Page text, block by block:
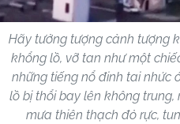
Hãy tưởng tượng cảnh tượng
khổng lồ, vỡ tan như một
những tiếng nổ đinh tai nhức
lồ bị thổi bay lên không
mưa thiên thạch đỏ rực,